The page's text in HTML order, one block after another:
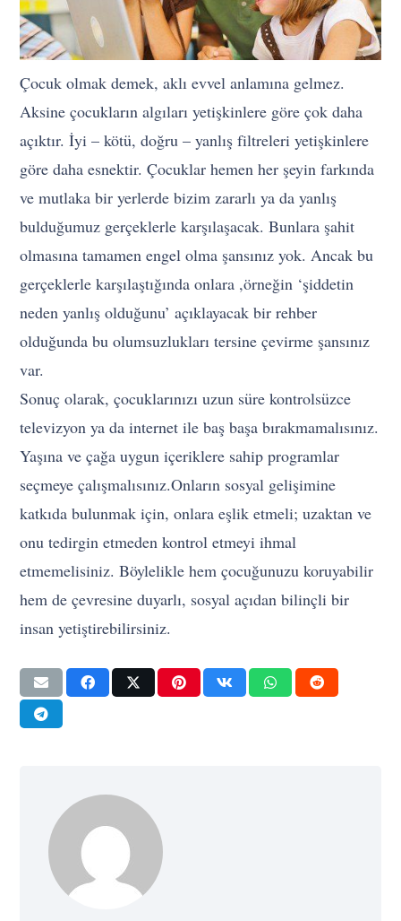
Çocuk olmak demek, aklı evvel anlamına gelmez.
Aksine çocukların algıları yetişkinlere göre çok daha
açıktır. İyi – kötü, doğru – yanlış filtreleri yetişkinlere
göre daha esnektir. Çocuklar hemen her şeyin farkında
ve mutlaka bir yerlerde bizim zararlı ya da yanlış
bulduğumuz gerçeklerle karşılaşacak. Bunlara şahit
olmasına tamamen engel olma şansınız yok. Ancak bu
gerçeklerle karşılaştığında onlara ,örneğin ‘şiddetin
neden yanlış olduğunu’ açıklayacak bir rehber
olduğunda bu olumsuzlukları tersine çevirme şansınız
var.
Sonuç olarak, çocuklarınızı uzun süre kontrolsüzce
televizyon ya da internet ile baş başa bırakmamalısınız.
Yaşına ve çağa uygun içeriklere sahip programlar
seçmeye çalışmalısınız.Onların sosyal gelişimine
katkıda bulunmak için, onlara eşlik etmeli; uzaktan ve
onu tedirgin etmeden kontrol etmeyi ihmal
etmemelisiniz. Böylelikle hem çocuğunuzu koruyabilir
hem de çevresine duyarlı, sosyal açıdan bilinçli bir
insan yetiştirebilirsiniz.